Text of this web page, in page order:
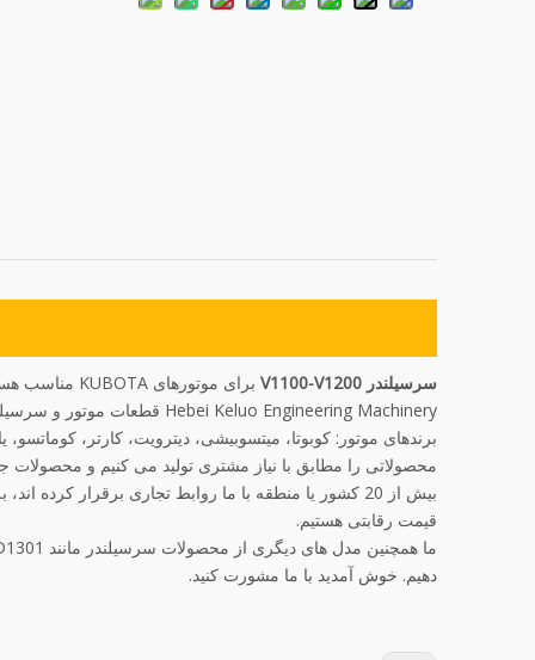
سرسیلندر V1100-V1200
برای موتورهای KUBOTA مناسب هستند، نرمی خوبی دارند و با موتورهای اصلی سازگار هستند.
Hebei Keluo Engineering Machinery قطعات موتور و سرسیلندر را تولید می کند
برندهای موتور: کوبوتا، میتسوبیشی، دیترویت، کارتر،
محصولاتی را مطابق با نیاز مشتری تولید می کنیم و
بیش از 20 کشور یا منطقه با ما روابط تجاری برقرار
قیمت رقابتی هستیم.
دهیم. خوش آمدید با ما مشورت کنید.